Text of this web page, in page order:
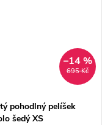
695 Kč
–14 %
pohodlný pelíšek
šedý XS